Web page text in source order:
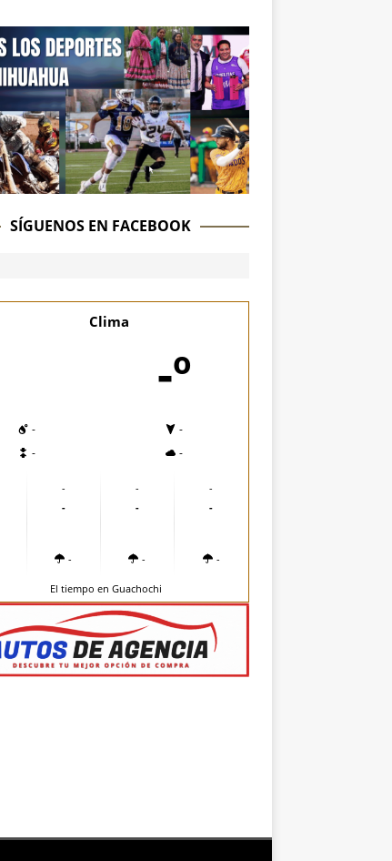
SÍGUENOS EN FACEBOOK
Clima
-º
-
-
-
-
-
-
-
-
-
-
-
-
-
El tiempo en Guachochi